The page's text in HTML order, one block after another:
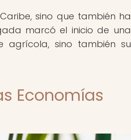
sino que también ha
marcó el inicio de una
agrícola, sino también su
Economías